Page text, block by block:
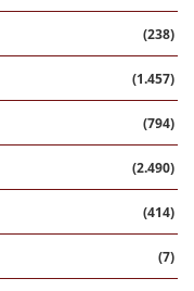
(238)
(1.457)
(794)
(2.490)
(414)
(7)